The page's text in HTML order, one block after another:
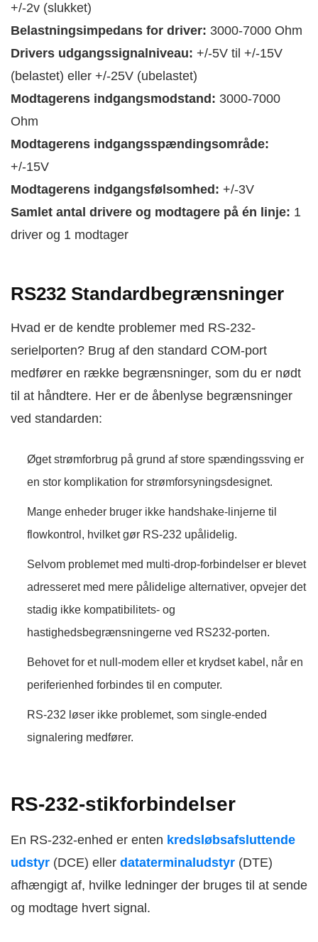
+/-2v (slukket)
Belastningsimpedans for driver: 3000-7000 Ohm
Drivers udgangssignalniveau: +/-5V til +/-15V
(belastet) eller +/-25V (ubelastet)
Modtagerens indgangsmodstand: 3000-7000
Ohm
Modtagerens indgangsspændingsområde:
+/-15V
Modtagerens indgangsfølsomhed: +/-3V
Samlet antal drivere og modtagere på én linje: 1
driver og 1 modtager
RS232 Standardbegrænsninger
Hvad er de kendte problemer med RS-232-
serielporten? Brug af den standard COM-port
medfører en række begrænsninger, som du er nødt
til at håndtere. Her er de åbenlyse begrænsninger
ved standarden:
Øget strømforbrug på grund af store spændingssving er
en stor komplikation for strømforsyningsdesignet.
Mange enheder bruger ikke handshake-linjerne til
flowkontrol, hvilket gør RS-232 upålidelig.
Selvom problemet med multi-drop-forbindelser er blevet
adresseret med mere pålidelige alternativer, opvejer det
stadig ikke kompatibilitets- og
hastighedsbegrænsningerne ved RS232-porten.
Behovet for et null-modem eller et krydset kabel, når en
periferienhed forbindes til en computer.
RS-232 løser ikke problemet, som single-ended
signalering medfører.
RS-232-stikforbindelser
En RS-232-enhed er enten kredsløbsafsluttende
udstyr (DCE) eller dataterminaludstyr (DTE)
afhængigt af, hvilke ledninger der bruges til at sende
og modtage hvert signal.